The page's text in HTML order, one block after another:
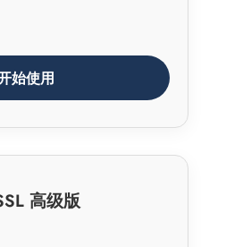
始使用
高级版